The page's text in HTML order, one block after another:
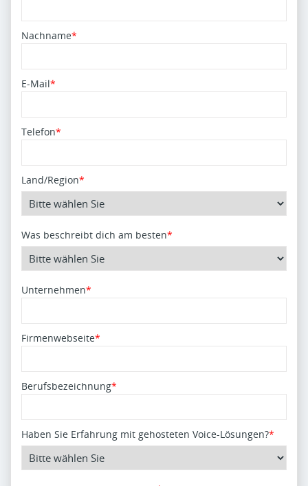
Nachname*
E-Mail*
Telefon*
Land/Region*
Was beschreibt dich am besten*
Unternehmen*
Firmenwebseite*
Berufsbezeichnung*
Haben Sie Erfahrung mit gehosteten Voice-Lösungen?*